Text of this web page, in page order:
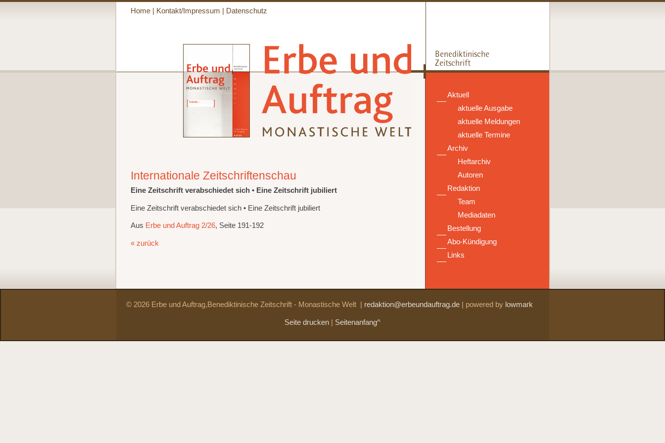
Home| Kontakt/Impressum Datenschutz
Aktuell
aktuelle Ausgabe
aktuelle Meldungen
aktuelle Termine
Archiv
Heftarchiv
Autoren
Redaktion
Team
Mediadaten
Bestellung
Abo-Kündigung
Links
Internationale Zeitschriftenschau
Eine Zeitschrift verabschiedet sich • Eine Zeitschrift jubiliert
Eine Zeitschrift verabschiedet sich • Eine Zeitschrift jubiliert
Aus Erbe und Auftrag 2/26, Seite 191-192
« zurück
© 2026 Erbe und Auftrag,Benediktinische Zeitschrift - Monastische Welt redaktion@erbeundauftrag.de| powered by lowmark
Seite drucken Seitenanfang^